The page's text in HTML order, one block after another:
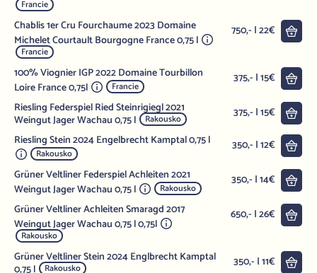
Francie
Chablis 1er Cru Fourchaume 2023 Domaine
Michelet Courtault Bourgogne France 0,75 l
Francie
750,- | 22€
100% Viognier IGP 2022 Domaine Tourbillon
Loire France 0,75l
Francie
375,- | 15€
Riesling Federspiel Ried Steinrigiegl 2021
Weingut Jager Wachau 0,75 l Rakousko 375,- | 15€
Riesling Stein 2024 Engelbrecht Kamptal 0,75 l
Rakousko
350,- | 12€
Grüner Veltliner Federspiel Achleiten 2021
Weingut Jager Wachau 0,75 l
Rakousko
350,- | 14€
Grüner Veltliner Achleiten Smaragd 2017
Weingut Jager Wachau 0,75 l 0,75l
Rakousko
650,- | 26€
Grüner Veltliner Stein 2024 Englbrecht Kamptal
Rakousko 350,- | 11€